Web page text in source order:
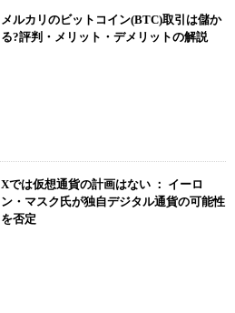
メルカリのビットコイン(BTC)取引は儲か
る?評判・メリット・デメリットの解説
Xでは仮想通貨の計画はない ： イーロ
ン・マスク氏が独自デジタル通貨の可能性
を否定